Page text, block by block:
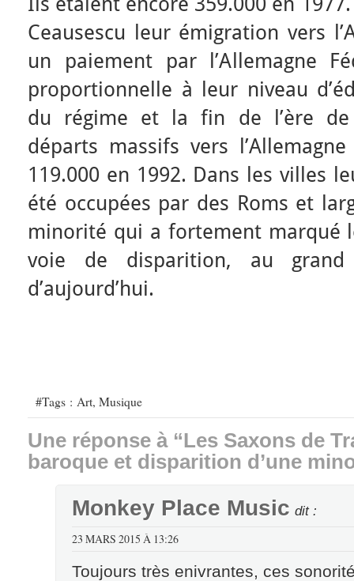
Ceausescu leur émigration vers
un paiement par l’Allemagne
proportionnelle à leur niveau
du régime et la fin de l’ère de
départs massifs vers
119.000 en 1992. Dans les villes
été occupées par des Roms et
minorité qui a fortement marqué
voie de disparition, au grand
d’aujourd’hui.
#Tags : Art, Musique
Une réponse à “Les Saxons de
baroque et disparition d’une
Monkey Place Music dit :
23 MARS 2015 À 13:26
Toujours très enivrantes, ces